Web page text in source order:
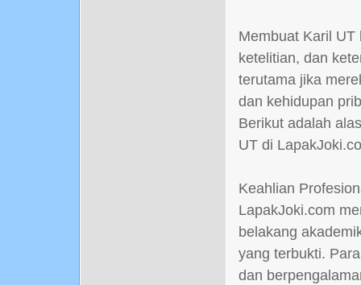
Membuat Karil
ketelitian, dan
terutama jika
dan kehidupan
Berikut adalah
UT di
Keahlian
LapakJoki.com
belakang
yang terbukti.
dan